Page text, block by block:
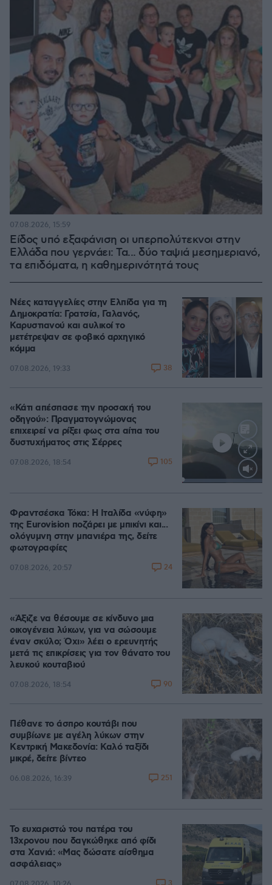
Είδος υπό εξαφάνιση οι υπερπολύτεκνοι στην
Ελλάδα που γερνάει: Τα... δύο ταψιά μεσημεριανό,
τα επιδόματα, η καθημερινότητά τους
07.08.2026, 15:59
Νέες καταγγελίες στην Ελπίδα για τη
Δημοκρατία: Γρατσία, Γαλανός,
Καρυστιανού και αυλικοί το
μετέτρεψαν σε φοβικό αρχηγικό
κόμμα
07.08.2026, 19:33 38
Loaded:
«Κάτι απέσπασε την προσοχή του
οδηγού»: Πραγματογνώμονας
επιχειρεί να ρίξει φως στα αίτια του
δυστυχήματος στις Σέρρες
07.08.2026, 18:54 105
Φραντσέσκα Τόκα: Η Ιταλίδα «νύφη»
της Eurovision ποζάρει με μπικίνι και...
ολόγυμνη στην μπανιέρα της, δείτε
φωτογραφίες
07.08.2026, 20:57 24
«Άξιζε να θέσουμε σε κίνδυνο μια
οικογένεια λύκων, για να σώσουμε
έναν σκύλο; Όχι» λέει ο ερευνητής
μετά τις επικρίσεις για τον θάνατο του
λευκού κουταβιού
07.08.2026, 18:54 90
Πέθανε το άσπρο κουτάβι που
συμβίωνε με αγέλη λύκων στην
Κεντρική Μακεδονία: Καλό ταξίδι
μικρέ, δείτε βίντεο
06.08.2026, 16:39 251
Το ευχαριστώ του πατέρα του
13χρονου που δαγκώθηκε από φίδι
στα Χανιά: «Μας δώσατε αίσθημα
ασφάλειας»